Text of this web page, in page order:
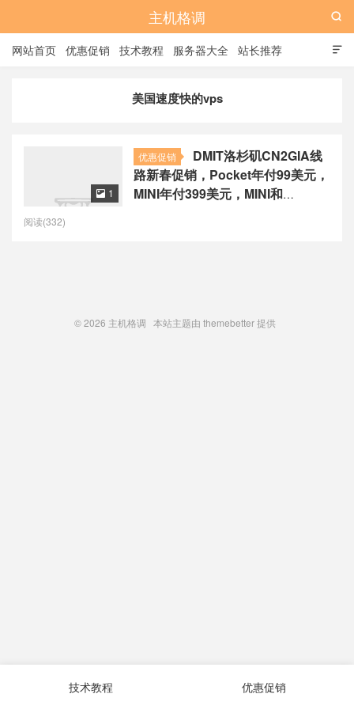
主机格调

网站首页 优惠促销 技术教程 服务器大全 站长推荐

美国速度快的vps
优惠促销
DMIT洛杉矶CN2GIA线
路新春促销，Pocket年付99美元，
MINI年付399美元，MINI和
 1
阅读(332)
© 2026 主机格调 本站主题由 themebetter提供
技术教程 优惠促销